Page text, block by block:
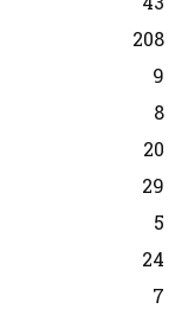
208
9
8
20
29
5
24
7